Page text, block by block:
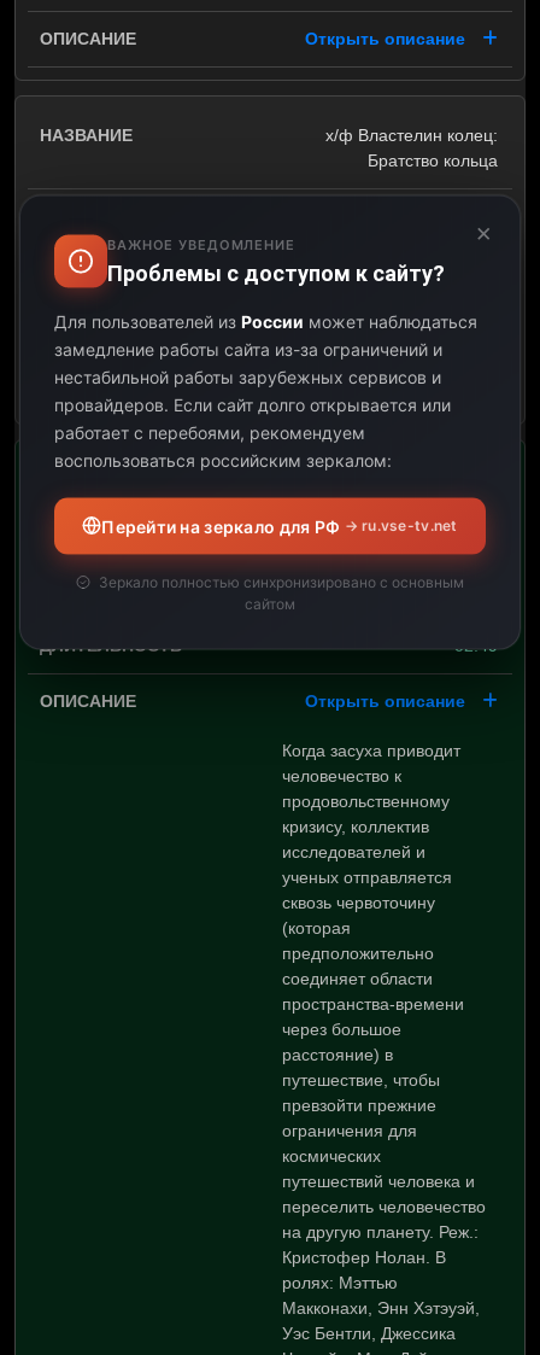
Открыть описание
х/ф Властелин колец:
Братство кольца
03:49
Открыть описание
13:01
15:50
02:49
Открыть описание
Когда засуха приводит
человечество к
продовольственному
кризису, коллектив
исследователей и
ученых отправляется
сквозь червоточину
(которая
предположительно
соединяет области
пространства-времени
через большое
расстояние) в
путешествие, чтобы
превзойти прежние
ограничения для
космических
путешествий человека и
переселить человечество
на другую планету. Реж.:
Кристофер Нолан. В
ролях: Мэттью
Макконахи, Энн Хэтэуэй,
Уэс Бентли, Джессика
×
ВАЖНОЕ УВЕДОМЛЕНИЕ
Проблемы с доступом к сайту?
Для пользователей из России может наблюдаться
замедление работы сайта из-за ограничений и
нестабильной работы зарубежных сервисов и
провайдеров. Если сайт долго открывается или
работает с перебоями, рекомендуем
воспользоваться российским зеркалом:
Перейти на зеркало для РФ → ru.vse-tv.net
Зеркало полностью синхронизировано с основным
сайтом